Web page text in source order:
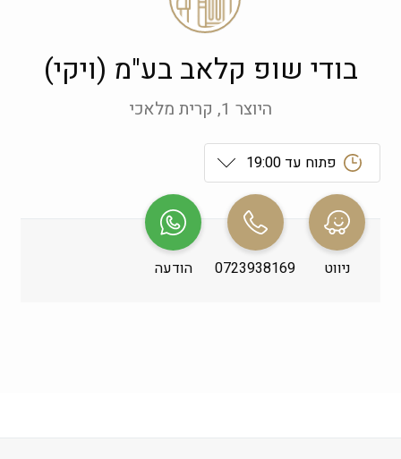
בודי שופ קלאב בע"מ (ויקי)
היוצר 1, קרית מלאכי
פתוח עד 19:00
ראשון
שני
09:00-19:00
שלישי
ניווט 0723938169 הודעה